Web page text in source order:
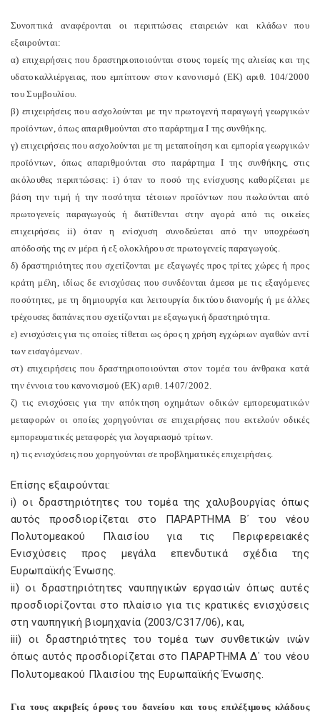
Συνοπτικά αναφέρονται οι περιπτώσεις εταιρειών και κλάδων που
εξαιρούνται:
α) επιχειρήσεις που δραστηριοποιούνται στους τομείς της αλιείας και της
υδατοκαλλιέργειας, που εμπίπτουν στον κανονισμό (ΕΚ) αριθ. 104/2000
του Συμβουλίου.
β) επιχειρήσεις που ασχολούνται με την πρωτογενή παραγωγή γεωργικών
προϊόντων, όπως απαριθμούνται στο παράρτημα I της συνθήκης.
γ) επιχειρήσεις που ασχολούνται με τη μεταποίηση και εμπορία γεωργικών
προϊόντων, όπως απαριθμούνται στο παράρτημα I της συνθήκης, στις
ακόλουθες περιπτώσεις: i) όταν το ποσό της ενίσχυσης καθορίζεται με
βάση την τιμή ή την ποσότητα τέτοιων προϊόντων που πωλούνται από
πρωτογενείς παραγωγούς ή διατίθενται στην αγορά από τις οικείες
επιχειρήσεις ii) όταν η ενίσχυση συνοδεύεται από την υποχρέωση
απόδοσής της εν μέρει ή εξ ολοκλήρου σε πρωτογενείς παραγωγούς.
δ) δραστηριότητες που σχετίζονται με εξαγωγές προς τρίτες χώρες ή προς
κράτη μέλη, ιδίως δε ενισχύσεις που συνδέονται άμεσα με τις εξαγόμενες
ποσότητες, με τη δημιουργία και λειτουργία δικτύου διανομής ή με άλλες
τρέχουσες δαπάνες που σχετίζονται με εξαγωγική δραστηριότητα.
ε) ενισχύσεις για τις οποίες τίθεται ως όρος η χρήση εγχώριων αγαθών αντί
των εισαγόμενων.
στ) επιχειρήσεις που δραστηριοποιούνται στον τομέα του άνθρακα κατά
την έννοια του κανονισμού (ΕΚ) αριθ. 1407/2002.
ζ) τις ενισχύσεις για την απόκτηση οχημάτων οδικών εμπορευματικών
μεταφορών οι οποίες χορηγούνται σε επιχειρήσεις που εκτελούν οδικές
εμπορευματικές μεταφορές για λογαριασμό τρίτων.
η) τις ενισχύσεις που χορηγούνται σε προβληματικές επιχειρήσεις.
Επίσης εξαιρούνται:
i) οι δραστηριότητες του τομέα της χαλυβουργίας όπως
αυτός προσδιορίζεται στο ΠΑΡΑΡΤΗΜΑ Β΄ του νέου
Πολυτομεακού Πλαισίου για τις Περιφερειακές
Ενισχύσεις προς μεγάλα επενδυτικά σχέδια της
Ευρωπαϊκής Ένωσης.
ii) οι δραστηριότητες ναυπηγικών εργασιών όπως αυτές
προσδιορίζονται στο πλαίσιο για τις κρατικές ενισχύσεις
στη ναυπηγική βιομηχανία (2003/C317/06), και,
iii) οι δραστηριότητες του τομέα των συνθετικών ινών
όπως αυτός προσδιορίζεται στο ΠΑΡΑΡΤΗΜΑ Δ΄ του νέου
Πολυτομεακού Πλαισίου της Ευρωπαϊκής Ένωσης.
Για τους ακριβείς όρους του δανείου και τους επιλέξιμους κλάδους